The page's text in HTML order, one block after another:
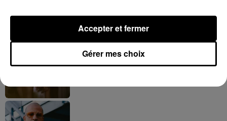
Ariana Grande prendra une pause après
sa tournée mondiale
Gérer mes choix
Accepter et fermer